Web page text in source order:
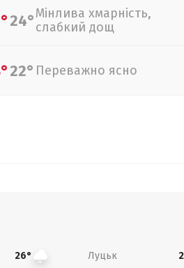
24°Мінлива хмарність,
слабкий дощ
22° Переважно ясно
26° Луцьк